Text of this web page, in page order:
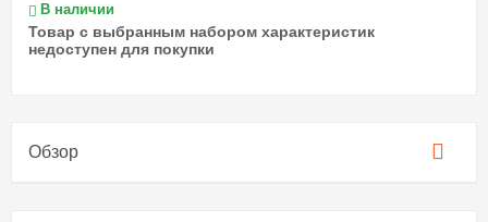
В наличии
Товар с выбранным набором характеристик
недоступен для покупки
Обзор